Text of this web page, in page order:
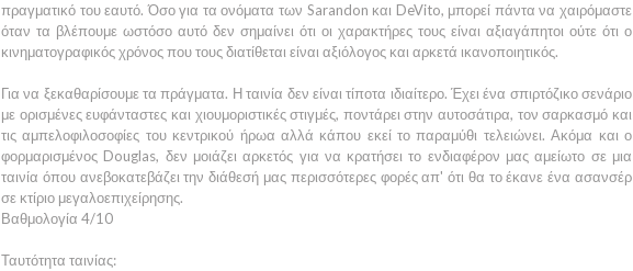
πραγματικό του εαυτό. Όσο για τα ονόματα των Sarandon και DeVito, μπορεί πάντα να χαιρόμαστε
όταν τα βλέπουμε ωστόσο αυτό δεν σημαίνει ότι οι χαρακτήρες τους είναι αξιαγάπητοι ούτε ότι ο
κινηματογραφικός χρόνος που τους διατίθεται είναι αξιόλογος και αρκετά ικανοποιητικός.
Για να ξεκαθαρίσουμε τα πράγματα. Η ταινία δεν είναι τίποτα ιδιαίτερο. Έχει ένα σπιρτόζικο σενάριο
με ορισμένες ευφάνταστες και χιουμοριστικές στιγμές, ποντάρει στην αυτοσάτιρα, τον σαρκασμό και
τις αμπελοφιλοσοφίες του κεντρικού ήρωα αλλά κάπου εκεί το παραμύθι τελειώνει. Ακόμα και ο
φορμαρισμένος Douglas, δεν μοιάζει αρκετός για να κρατήσει το ενδιαφέρον μας αμείωτο σε μια
ταινία όπου ανεβοκατεβάζει την διάθεσή μας περισσότερες φορές απ' ότι θα το έκανε ένα ασανσέρ
σε κτίριο μεγαλοεπιχείρησης.
Βαθμολογία 4/10
Ταυτότητα ταινίας: